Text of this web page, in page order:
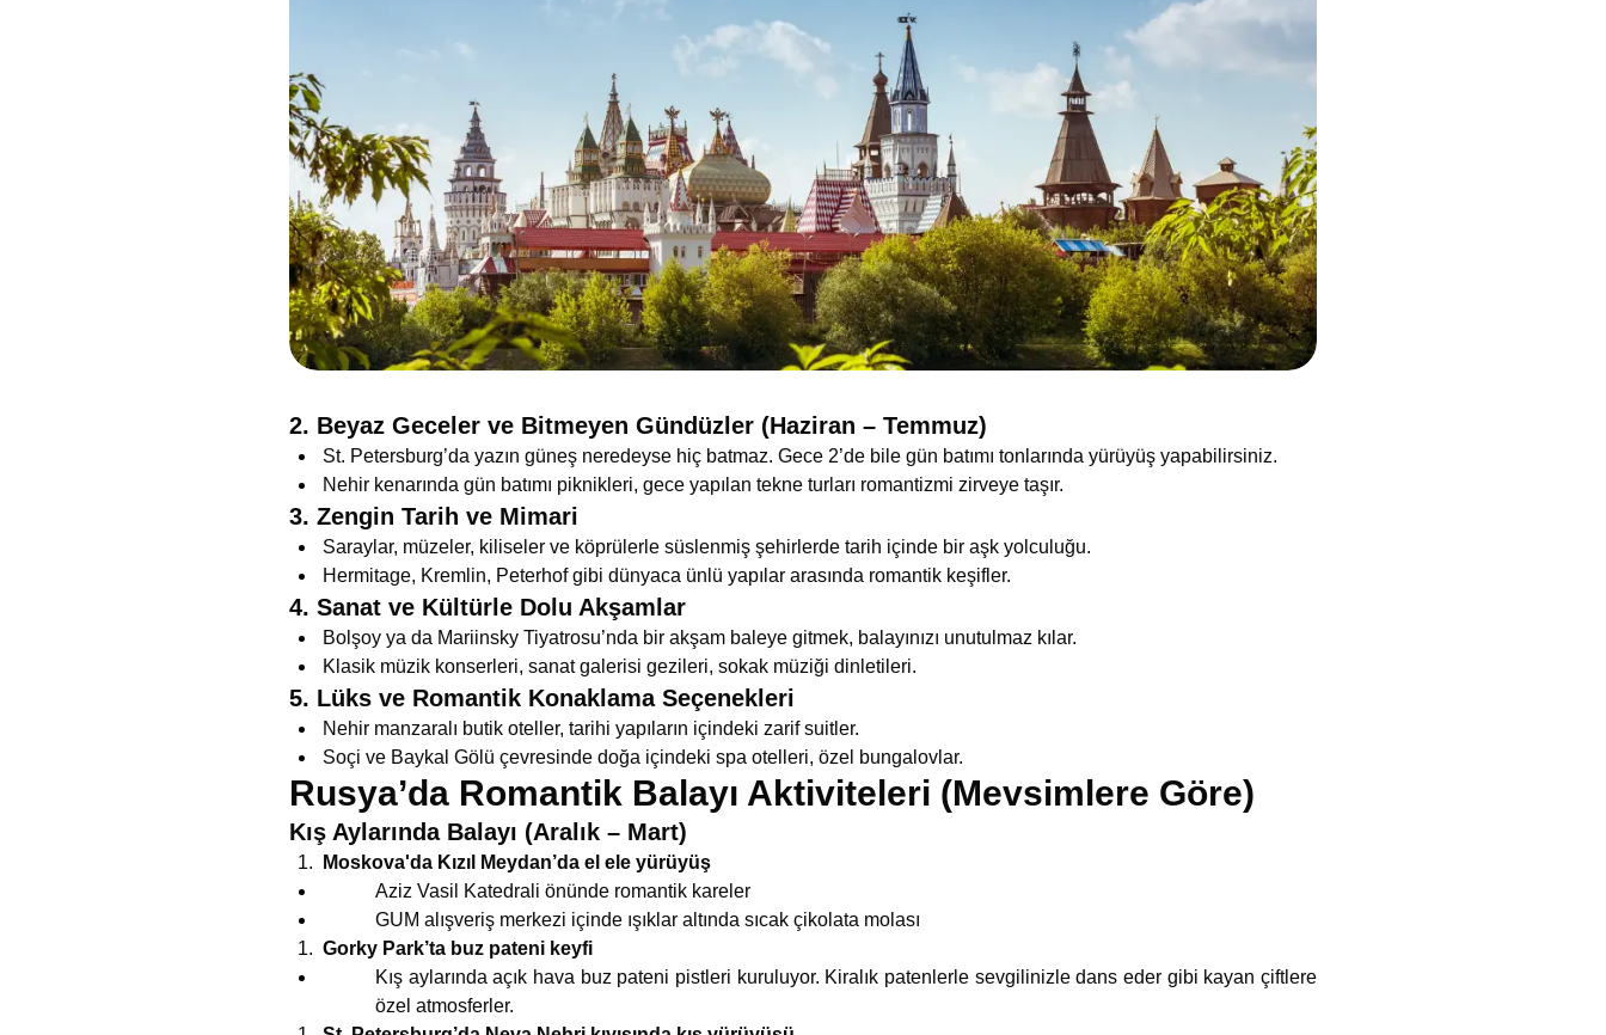
2. Beyaz Geceler ve Bitmeyen Gündüzler (Haziran – Temmuz)
St. Petersburg’da yazın güneş neredeyse hiç batmaz. Gece 2’de bile gün batımı tonlarında yürüyüş yapabilirsiniz.
Nehir kenarında gün batımı piknikleri, gece yapılan tekne turları romantizmi zirveye taşır.
3. Zengin Tarih ve Mimari
Saraylar, müzeler, kiliseler ve köprülerle süslenmiş şehirlerde tarih içinde bir aşk yolculuğu.
Hermitage, Kremlin, Peterhof gibi dünyaca ünlü yapılar arasında romantik keşifler.
4. Sanat ve Kültürle Dolu Akşamlar
Bolşoy ya da Mariinsky Tiyatrosu’nda bir akşam baleye gitmek, balayınızı unutulmaz kılar.
Klasik müzik konserleri, sanat galerisi gezileri, sokak müziği dinletileri.
5. Lüks ve Romantik Konaklama Seçenekleri
Nehir manzaralı butik oteller, tarihi yapıların içindeki zarif suitler.
Soçi ve Baykal Gölü çevresinde doğa içindeki spa otelleri, özel bungalovlar.
Rusya’da Romantik Balayı Aktiviteleri (Mevsimlere Göre)
Kış Aylarında Balayı (Aralık – Mart)
Moskova'da Kızıl Meydan’da el ele yürüyüş
Aziz Vasil Katedrali önünde romantik kareler
GUM alışveriş merkezi içinde ışıklar altında sıcak çikolata molası
Gorky Park’ta buz pateni keyfi
Kış aylarında açık hava buz pateni pistleri kuruluyor. Kiralık patenlerle sevgilinizle dans eder gibi kayan çiftlere
özel atmosferler.